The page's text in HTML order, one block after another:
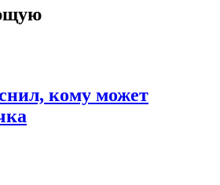
кому может